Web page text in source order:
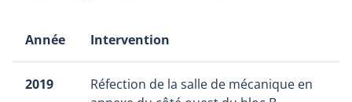
Année Intervention
2019
Réfection de la salle de mécanique en